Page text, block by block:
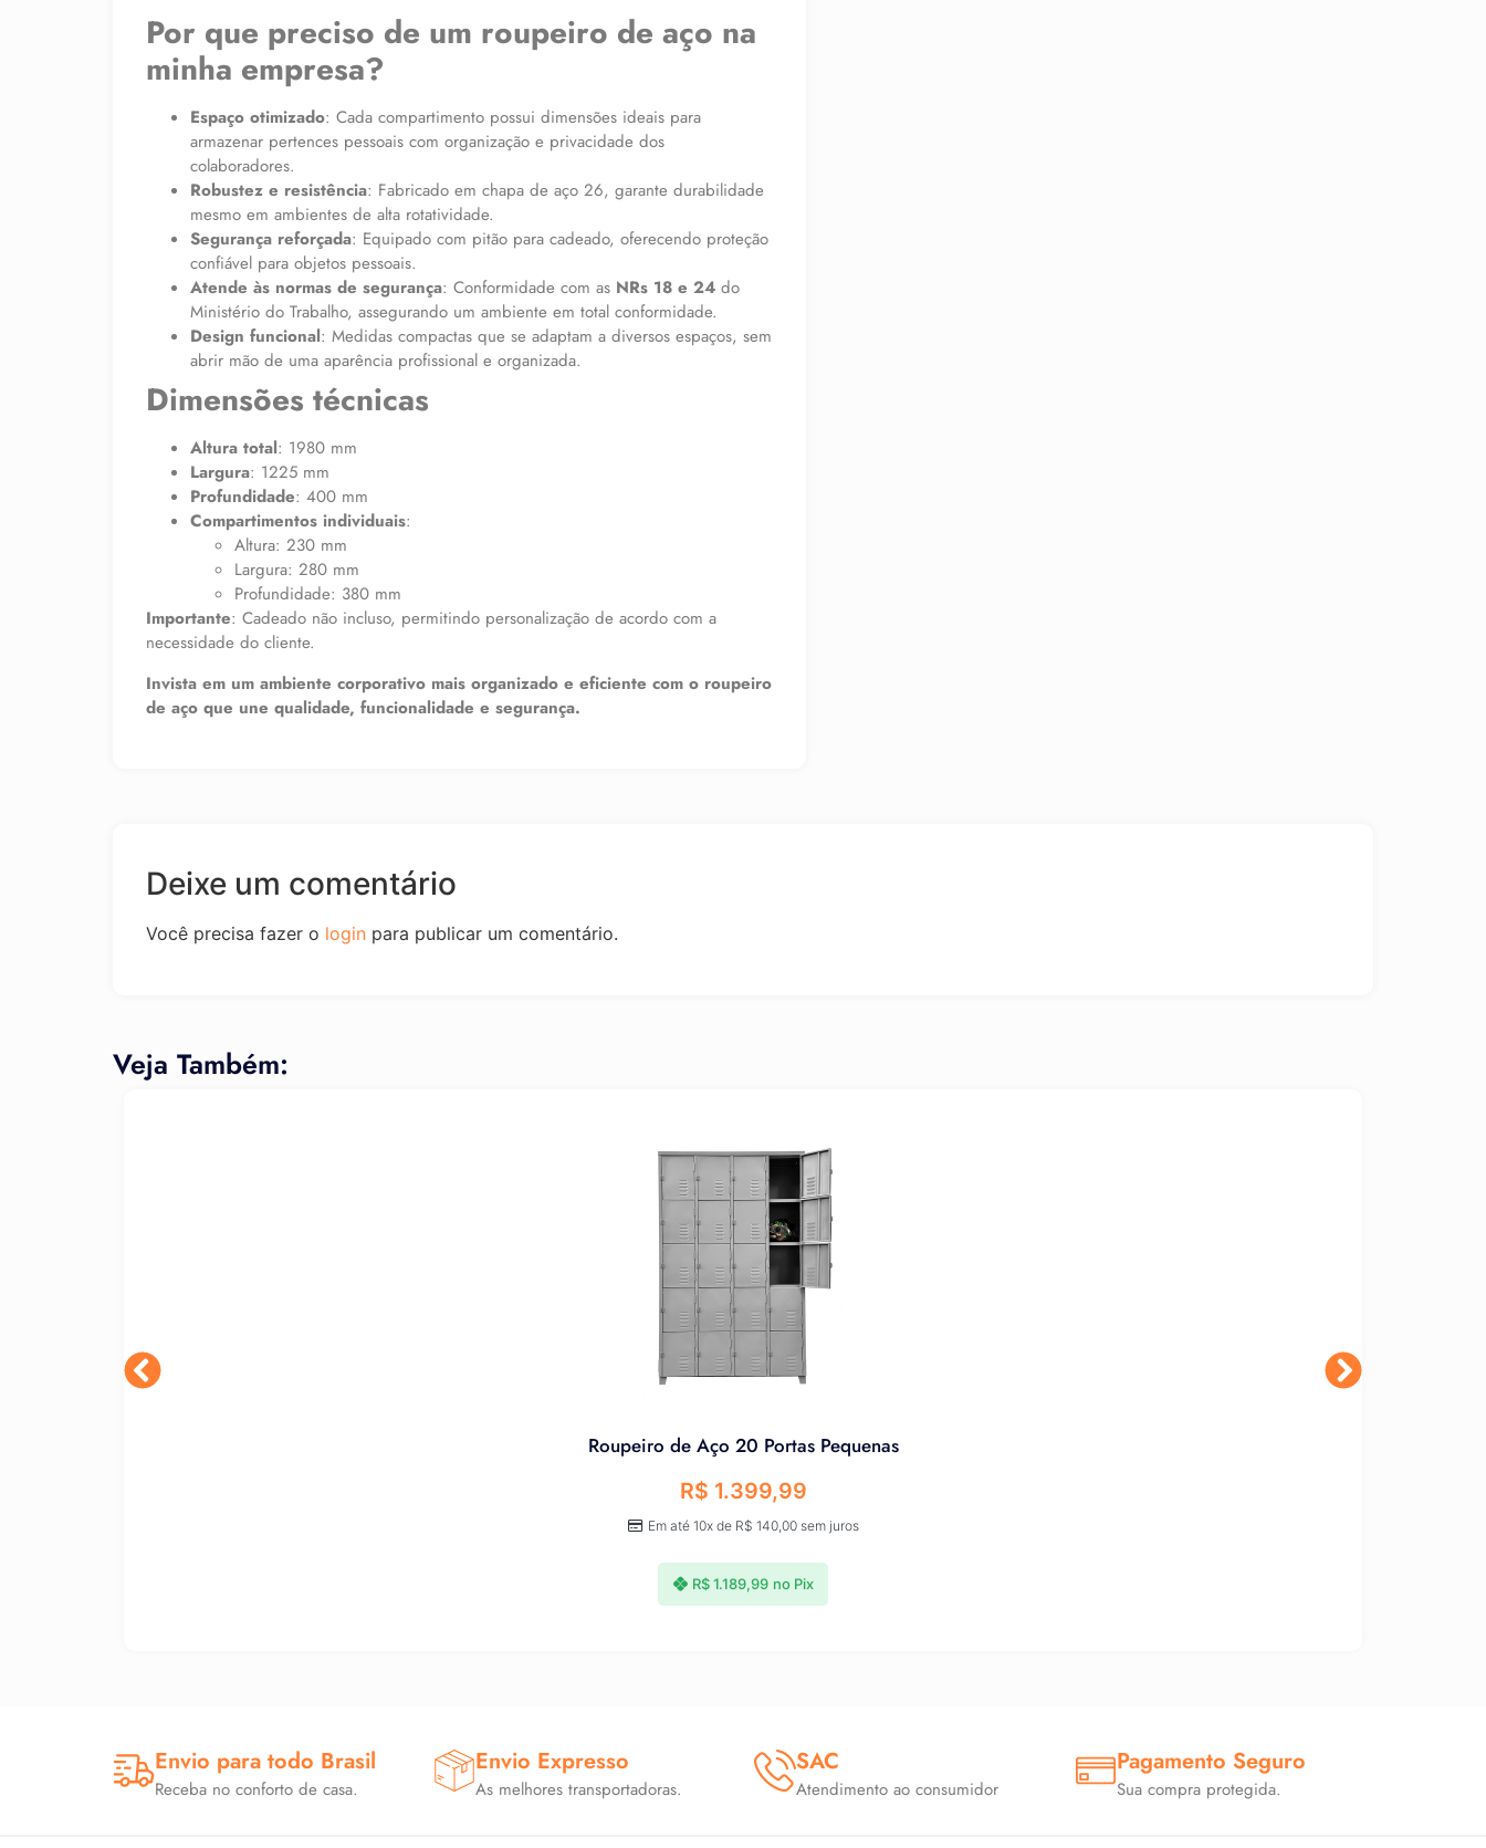
Por que preciso de um roupeiro de aço na
minha empresa?
Espaço otimizado: Cada compartimento possui dimensões ideais para
armazenar pertences pessoais com organização e privacidade dos
colaboradores.
Robustez e resistência: Fabricado em chapa de aço 26, garante durabilidade
mesmo em ambientes de alta rotatividade.
Segurança reforçada: Equipado com pitão para cadeado, oferecendo proteção
confiável para objetos pessoais.
Atende às normas de segurança: Conformidade com as NRs 18 e 24 do
Ministério do Trabalho, assegurando um ambiente em total conformidade.
Design funcional: Medidas compactas que se adaptam a diversos espaços, sem
abrir mão de uma aparência profissional e organizada.
Dimensões técnicas
Altura total: 1980 mm
Largura: 1225 mm
Profundidade: 400 mm
Compartimentos individuais:
Altura: 230 mm
Largura: 280 mm
Profundidade: 380 mm
Importante: Cadeado não incluso, permitindo personalização de acordo com a
necessidade do cliente.
Invista em um ambiente corporativo mais organizado e eficiente com o roupeiro
de aço que une qualidade, funcionalidade e segurança.
Deixe um comentário
Você precisa fazer o login para publicar um comentário.
Veja Também:
Roupeiro de Aço 20 Portas Pequenas
R$ 1.399,99
Em até 10x de R$ 140,00sem juros
R$1.189,99 no Pix
Envio para todo Brasil
Receba no conforto de casa.
Envio Expresso
As melhores transportadoras.
SAC
Atendimento ao consumidor
Pagamento Seguro
Sua compra protegida.